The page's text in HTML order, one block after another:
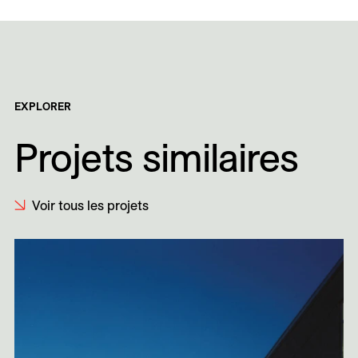
EXPLORER
Projets similaires
Voir tous les projets